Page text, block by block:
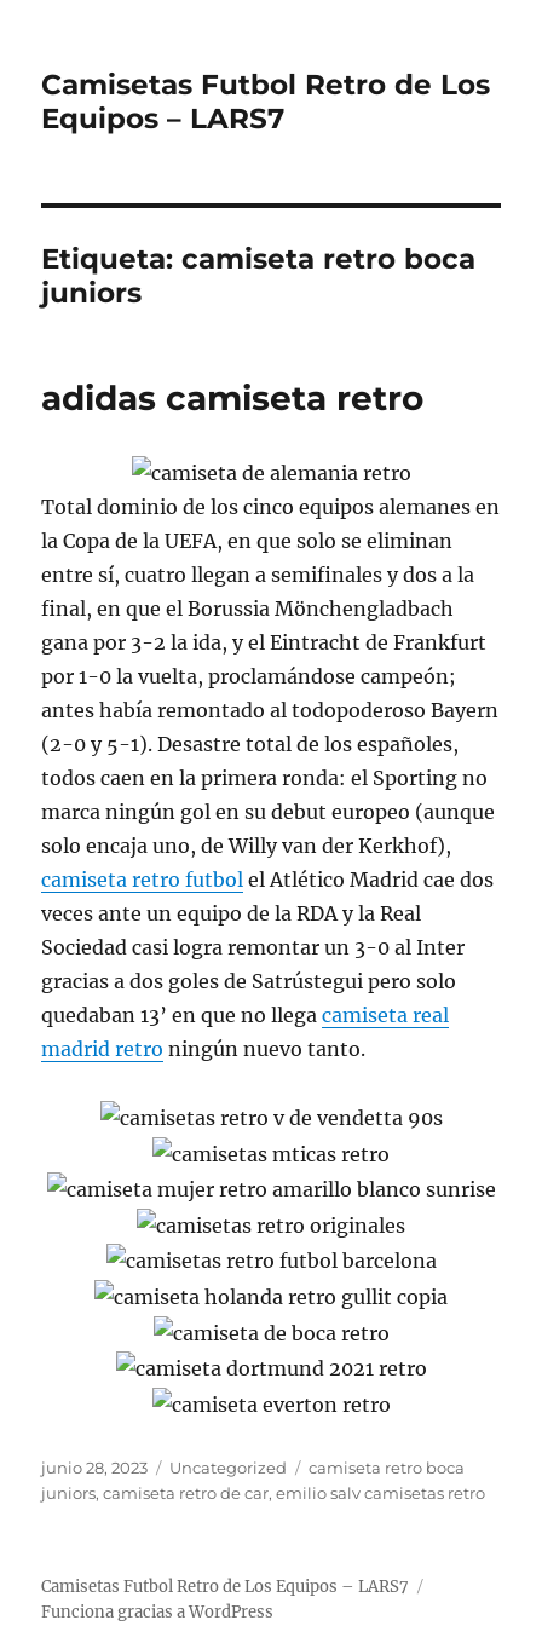
Camisetas Futbol Retro de Los
Equipos – LARS7
Etiqueta:camiseta retro boca
juniors
adidas camiseta retro
Total dominio de los cinco equipos alemanes en
la Copa de la UEFA, en que solo se eliminan
entre sí, cuatro llegan a semifinales y dos a la
final, en que el Borussia Mönchengladbach
gana por 3-2 la ida, y el Eintracht de Frankfurt
por 1-0 la vuelta, proclamándose campeón;
antes había remontado al todopoderoso Bayern
(2-0 y 5-1). Desastre total de los españoles,
todos caen en la primera ronda: el Sporting no
marca ningún gol en su debut europeo (aunque
solo encaja uno, de Willy van der Kerkhof),
camiseta retro futbol el Atlético Madrid cae dos
veces ante un equipo de la RDA y la Real
Sociedad casi logra remontar un 3-0 al Inter
gracias a dos goles de Satrústegui pero solo
quedaban 13’ en que no llegacamiseta real
madrid retro ningún nuevo tanto.
Publicado
el
junio 28, 2023 Categorías
Uncategorized Etiquetas
camiseta retro boca
juniors,camiseta retro de car,emilio salv camisetas retro
Camisetas Futbol Retro de Los Equipos – LARS7
Funciona gracias a WordPress